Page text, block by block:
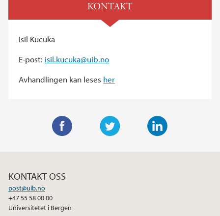
KONTAKT
Isil Kucuka
E-post: isil.kucuka@uib.no
Avhandlingen kan leses her
e
o
KONTAKT OSS
post@uib.no
+47 55 58 00 00
Universitetet i Bergen